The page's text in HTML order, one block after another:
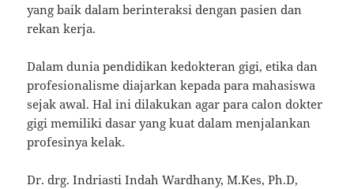
yang baik dalam berinteraksi dengan pasien dan
rekan kerja.
Dalam dunia pendidikan kedokteran gigi, etika dan
profesionalisme diajarkan kepada para mahasiswa
sejak awal. Hal ini dilakukan agar para calon dokter
gigi memiliki dasar yang kuat dalam menjalankan
profesinya kelak.
Dr. drg. Indriasti Indah Wardhany, M.Kes, Ph.D,